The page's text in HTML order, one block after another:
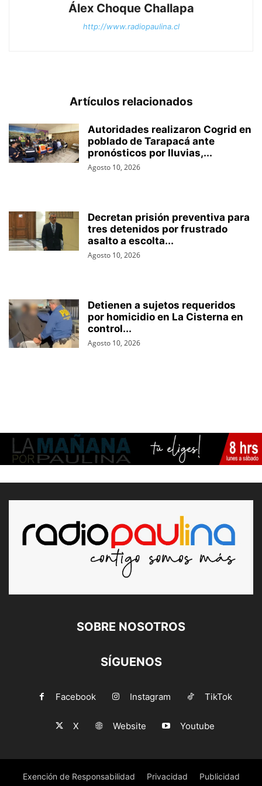
Álex Choque Challapa
http://www.radiopaulina.cl
Artículos relacionados
Autoridades realizaron Cogrid en
poblado de Tarapacá ante
pronósticos por lluvias,...
Agosto 10, 2026
Decretan prisión preventiva para
tres detenidos por frustrado
asalto a escolta...
Agosto 10, 2026
Detienen a sujetos requeridos
por homicidio en La Cisterna en
control...
Agosto 10, 2026
SOBRE NOSOTROS
SÍGUENOS
Facebook Instagram TikTok
X Website Youtube
Exención de Responsabilidad Privacidad Publicidad